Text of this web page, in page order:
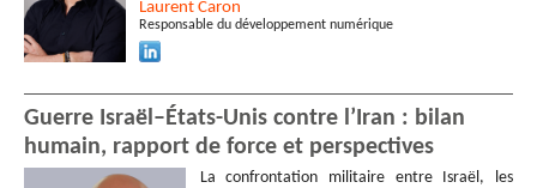
Laurent Caron
Responsable du développement numérique
Guerre Israël–États-Unis contre l’Iran : bilan
humain, rapport de force et perspectives
La confrontation militaire entre Israël, les